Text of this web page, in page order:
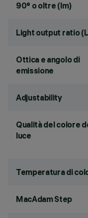
90° o oltre (lm)
Light output ratio
Ottica e angolo di
emissione
Adjustability
Qualità del colore
luce
Temperatura di
MacAdam Step